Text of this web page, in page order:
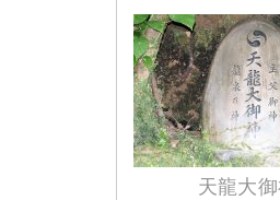
天龍大